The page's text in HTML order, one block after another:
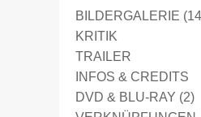
BILDERGALERIE
KRITIK
TRAILER
INFOS & CREDITS
DVD & BLU-RAY (2)